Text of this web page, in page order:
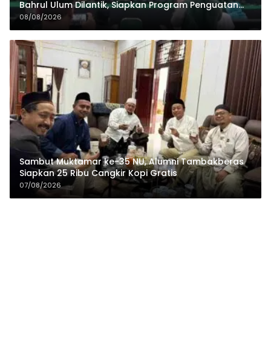
Bahrul Ulum Dilantik, Siapkan Program Penguatan
Organisasi dan Ekonomi
08/08/2026
Sambut Muktamar ke-35 NU, Alumni Tambakberas
Siapkan 25 Ribu Cangkir Kopi Gratis
07/08/2026